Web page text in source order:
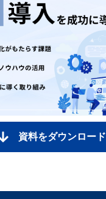
資料をダウンロード